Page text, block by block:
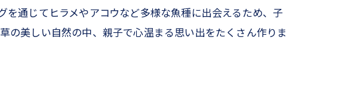
通じてヒラメやアコウなど多様な魚種に出会えるため、子
の美しい自然の中、親子で心温まる思い出をたくさん作りま